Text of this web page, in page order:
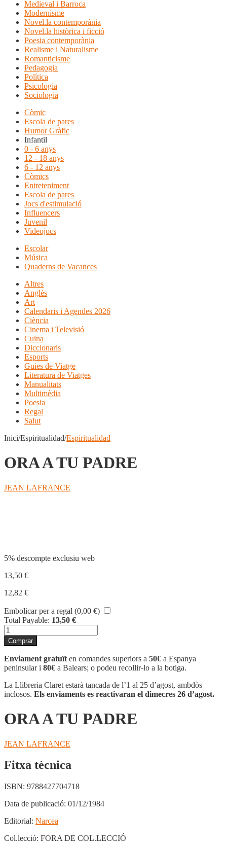
Medieval i Barroca
Modernisme
Novel.la contemporània
Novel.la històrica i ficció
Poesia contemporània
Realisme i Naturalisme
Romanticisme
Pedagogia
Política
Psicologia
Sociologia
Còmic
Escola de pares
Humor Gràfic
Infantil
0 - 6 anys
12 - 18 anys
6 - 12 anys
Còmics
Entreteniment
Escola de pares
Jocs d'estimulació
Influencers
Juvenil
Videojocs
Escolar
Música
Quaderns de Vacances
Altres
Anglès
Art
Calendaris i Agendes 2026
Ciència
Cinema i Televisió
Cuina
Diccionaris
Esports
Guies de Viatge
Literatura de Viatges
Manualitats
Multimèdia
Poesia
Regal
Salut
Inici/Espiritualidad/Espiritualidad
ORA A TU PADRE
JEAN LAFRANCE
5% descompte exclusiu web
13,50 €
12,82 €
Embolicar per a regal (0,00 €)
Total Payable: 13,50 €
quantitat
de
ORA
A
TU
PADRE
Comprar
Enviament gratuït en comandes superiors a 50€ a Espanya
peninsular i 80€ a Balears; o podeu recollir-lo a la botiga.
La Llibreria Claret estarà tancada de l’1 al 25 d’agost, ambdòs
inclosos. Els enviaments es reactivaran el dimecres 26 d’agost.
ORA A TU PADRE
JEAN LAFRANCE
Fitxa tècnica
ISBN: 9788427704718
Data de publicació: 01/12/1984
Editorial: Narcea
Col.lecció: FORA DE COL.LECCIÓ